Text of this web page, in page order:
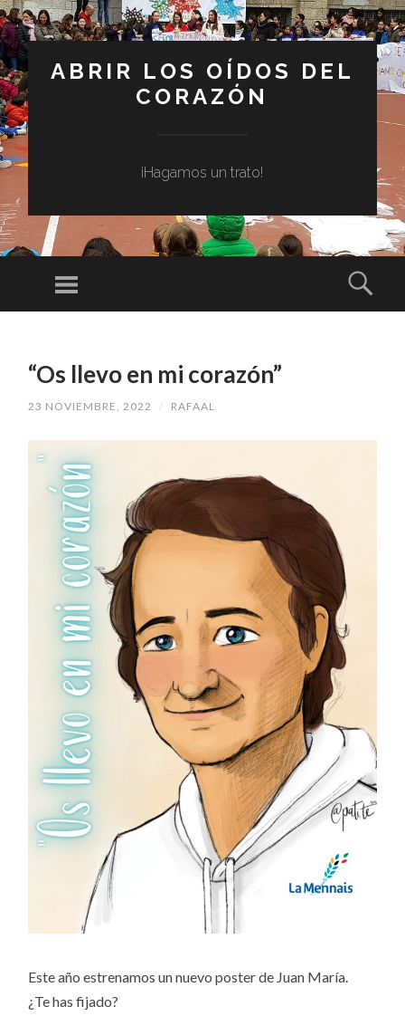
ABRIR LOS OÍDOS DEL
CORAZÓN
¡Hagamos un trato!
Menú
CONTENIDO
“Os llevo en mi corazón”
23 NOVIEMBRE, 2022 / RAFAAL
Este año estrenamos un nuevo poster de Juan María.
¿Te has fijado?